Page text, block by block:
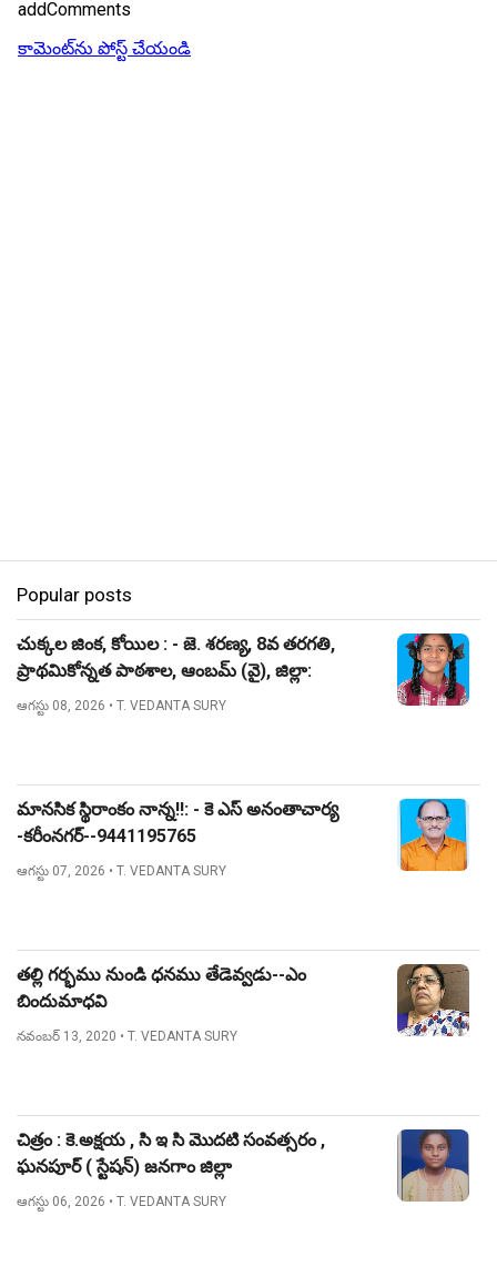
addComments
కామెంట్‌ను పోస్ట్ చేయండి
Popular posts
చుక్కల జింక, కోయిల : - జె. శరణ్య, 8వ తరగతి,
ప్రాథమికోన్నత పాఠశాల, ఆంబమ్ (వై), జిల్లా:
నిజామాబాద్.
ఆగస్టు 08, 2026 • T. VEDANTA SURY
మానసిక స్థిరాంకం నాన్న!!: - కె ఎస్ అనంతాచార్య
-కరీంనగర్--9441195765
ఆగస్టు 07, 2026 • T. VEDANTA SURY
తల్లి గర్భము నుండి ధనము తేడెవ్వడు--ఎం
బిందుమాధవి
నవంబర్ 13, 2020 • T. VEDANTA SURY
చిత్రం : కె.అక్షయ , సి ఇ సి మొదటి సంవత్సరం ,
ఘనపూర్ ( స్టేషన్) జనగాం జిల్లా
ఆగస్టు 06, 2026 • T. VEDANTA SURY